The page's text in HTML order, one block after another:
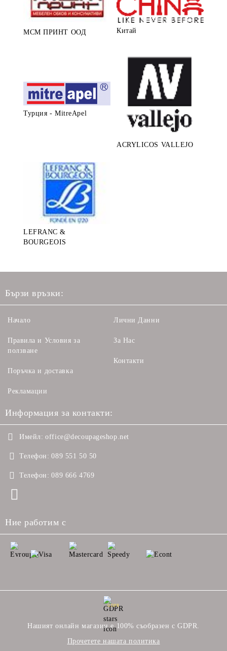
МСМ ПРИНТ ООД Китай
Турция - MitreApel
ACRYLICOS VALLEJO
LEFRANC &
BOURGEOIS
Бързи връзки:
Начало
Правила и Условия за
ползване
Поръчка и доставка
Рекламации
Лични Данни
За Нас
Контакти
Информация за контакти:
Имейл: office@decoupageshop.net
Телефон: 089 551 50 50
Телефон: 089 666 4769
Ние работим с
GDPR
Нашият онлайн магазин е 100% съобразен с GDPR.
Прочетете нашата политика